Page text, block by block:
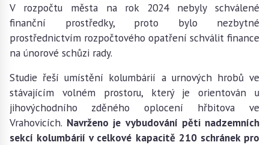
V rozpočtu města na rok 2024 nebyly schválené
finanční prostředky, proto bylo nezbytné
prostřednictvím rozpočtového opatření schválit finance
na únorové schůzi rady.
Studie řeší umístění kolumbárií a urnových hrobů ve
stávajícím volném prostoru, který je orientován u
jihovýchodního zděného oplocení hřbitova ve
Vrahovicích. Navrženo je vybudování pěti nadzemních
sekcí kolumbárií v celkové kapacitě 210 schránek pro